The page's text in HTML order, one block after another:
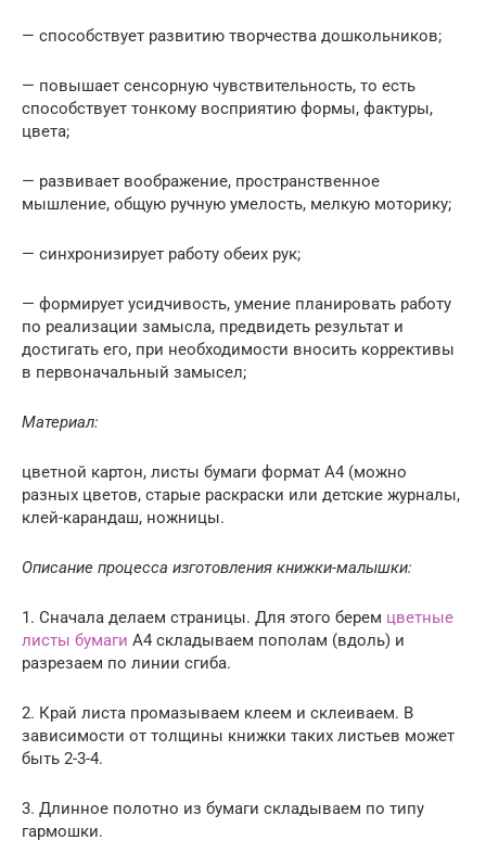
— способствует развитию творчества дошкольников;
— повышает сенсорную чувствительность, то есть
способствует тонкому восприятию формы, фактуры,
цвета;
— развивает воображение, пространственное
мышление, общую ручную умелость, мелкую моторику;
— синхронизирует работу обеих рук;
— формирует усидчивость, умение планировать работу
по реализации замысла, предвидеть результат и
достигать его, при необходимости вносить коррективы
в первоначальный замысел;
Материал:
цветной картон, листы бумаги формат А4 (можно
разных цветов, старые раскраски или детские журналы,
клей-карандаш, ножницы.
Описание процесса изготовления книжки-малышки:
1. Сначала делаем страницы. Для этого берем цветные
листы бумаги А4 складываем пополам (вдоль) и
разрезаем по линии сгиба.
2. Край листа промазываем клеем и склеиваем. В
зависимости от толщины книжки таких листьев может
быть 2-3-4.
3. Длинное полотно из бумаги складываем по типу
гармошки.